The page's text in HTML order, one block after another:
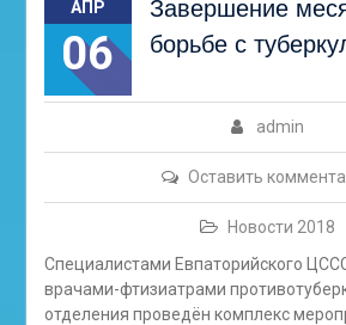
АПР
06
Завершение
борьбе с
admin
Оставить
Новости 2018
Специалистами Евпаторийского
врачами-фтизиатрами
отделения проведён комплекс